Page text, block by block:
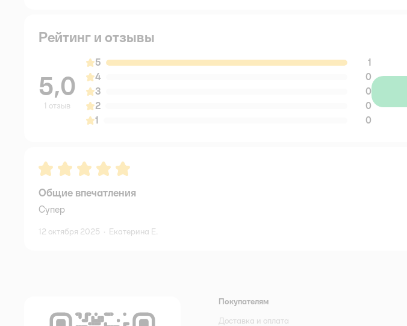
Рейтинг и отзывы
5,0
1 отзыв
5
1
4
0
3
0
2
0
1
0
Рейтинг:5
Общие впечатления
Супер
12 октября 2025 · Екатерина Е.
Покупателям
Доставка и оплата